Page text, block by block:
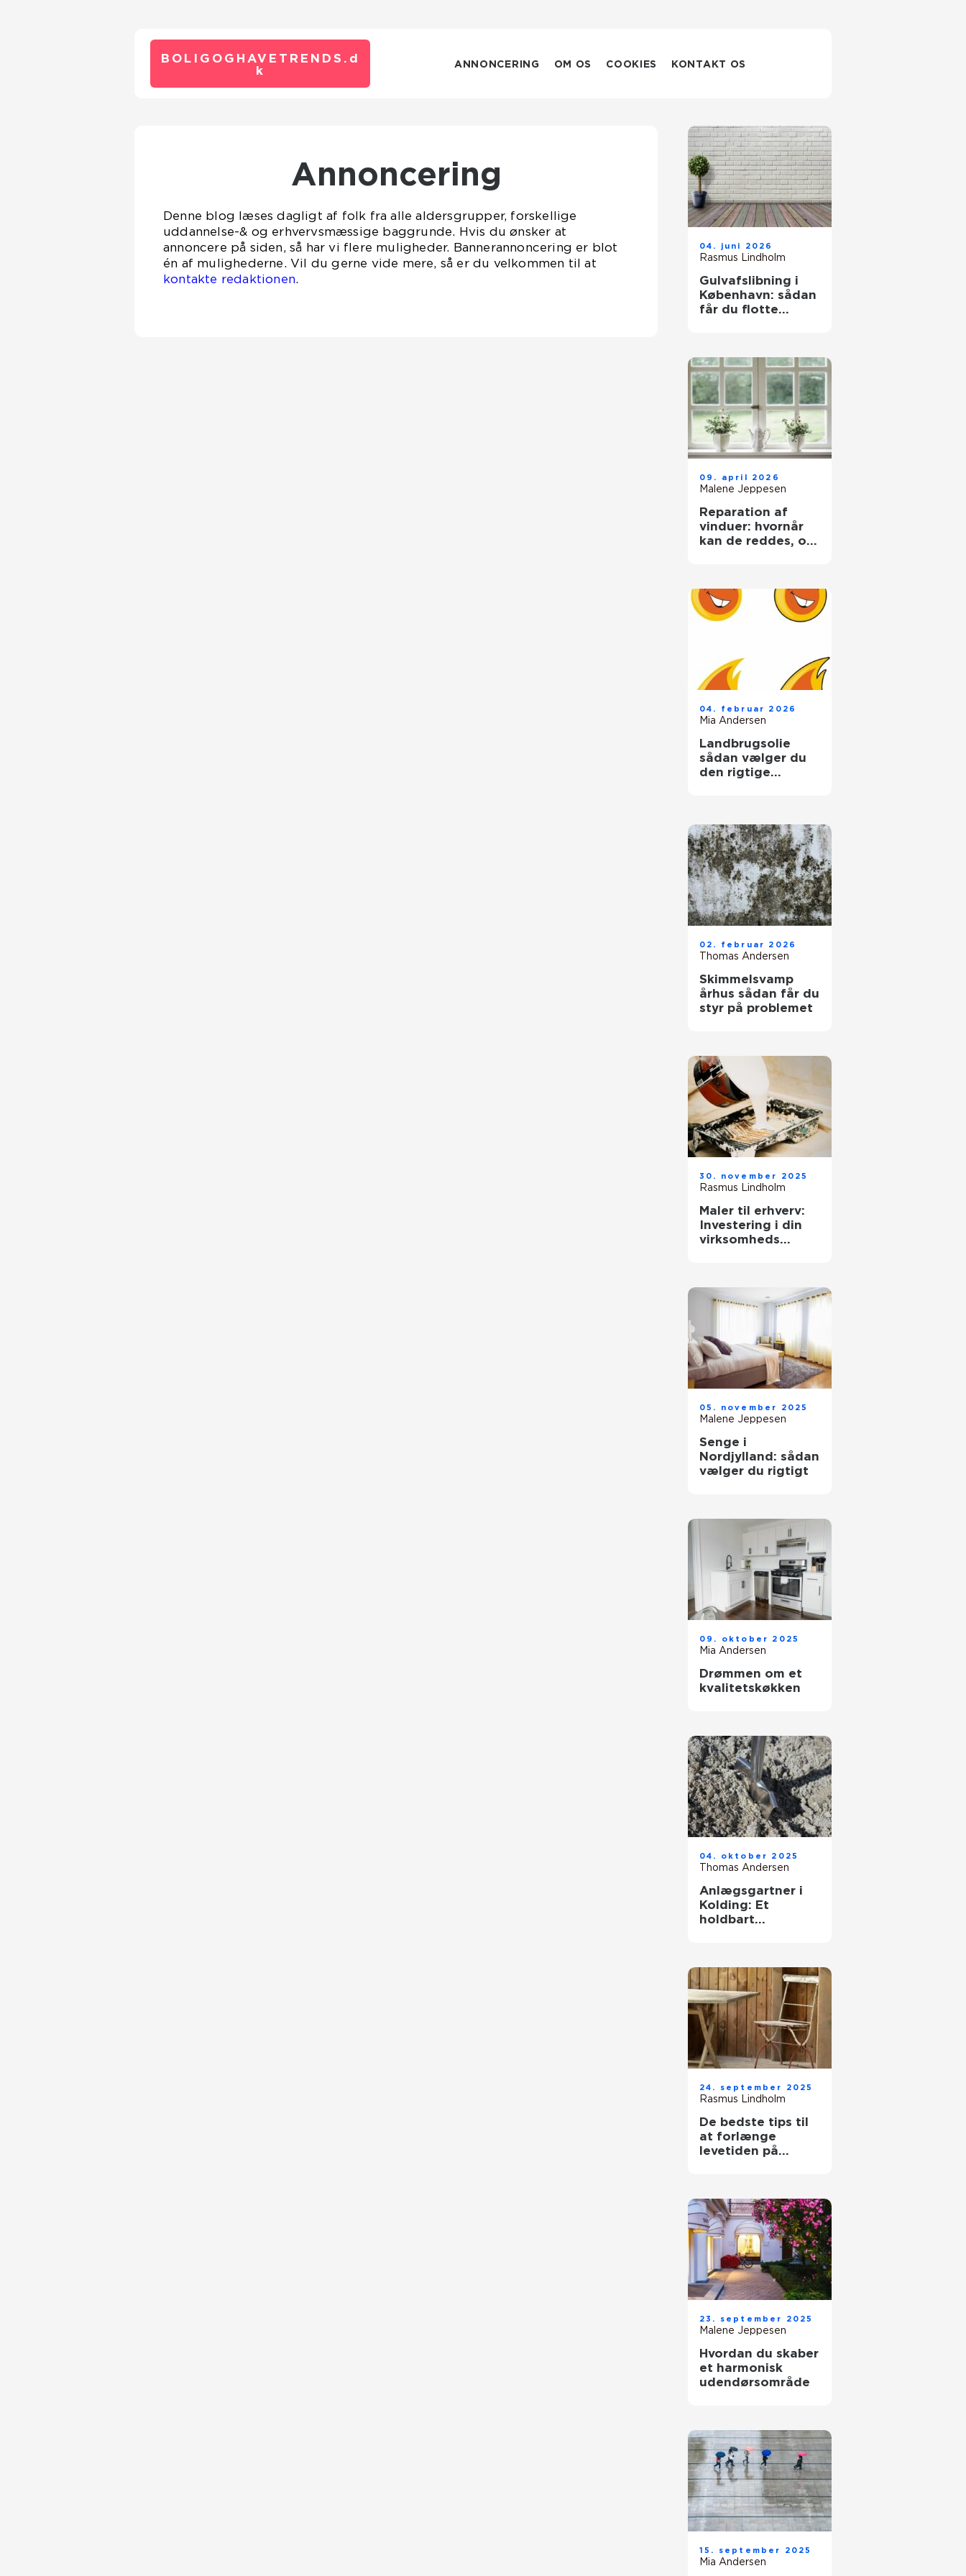
BOLIGOGHAVETRENDS. d
k
ANNONCERING OM OS COOKIES KONTAKT OS
Annoncering
Denne blog læses dagligt af folk fra alle aldersgrupper, forskellige
uddannelse-& og erhvervsmæssige baggrunde. Hvis du ønsker at
annoncere på siden, så har vi flere muligheder. Bannerannoncering er blot
én af mulighederne. Vil du gerne vide mere, så er du velkommen til at
kontakte redaktionen.
04. juni 2026
Rasmus Lindholm
Gulvafslibning i
København: sådan
får du flotte
09. april 2026
Malene Jeppesen
Reparation af
vinduer: hvornår
kan de reddes, og
04. februar 2026
Mia Andersen
Landbrugsolie
sådan vælger du
den rigtige
02. februar 2026
Thomas Andersen
Skimmelsvamp
århus sådan får du
styr på problemet
30. november 2025
Rasmus Lindholm
Maler til erhverv:
Investering i din
virksomheds
05. november 2025
Malene Jeppesen
Senge i
Nordjylland: sådan
vælger du rigtigt
09. oktober 2025
Mia Andersen
Drømmen om et
kvalitetskøkken
04. oktober 2025
Thomas Andersen
Anlægsgartner i
Kolding: Et
holdbart
24. september 2025
Rasmus Lindholm
De bedste tips til
at forlænge
levetiden på
23. september 2025
Malene Jeppesen
Hvordan du skaber
et harmonisk
udendørsområde
15. september 2025
Mia Andersen